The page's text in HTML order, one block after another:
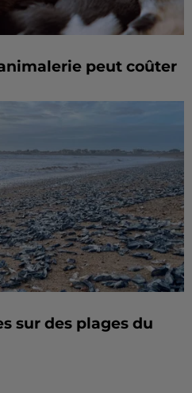
peut coûter
sur des plages du